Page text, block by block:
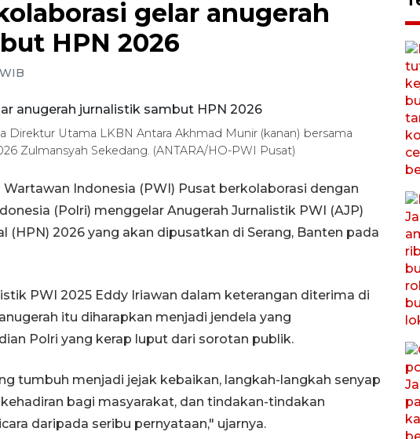
gelar anugerah
HPN 2026
Direktur Utama LKBN Antara Akhmad Munir (kanan) bersama
Zulmansyah Sekedang. (ANTARA/HO-PWI Pusat)
Wartawan Indonesia (PWI) Pusat berkolaborasi dengan
(Polri) menggelar Anugerah Jurnalistik PWI (AJP)
(HPN) 2026 yang akan dipusatkan di Serang, Banten pada
PWI 2025 Eddy Iriawan dalam keterangan diterima di
itu diharapkan menjadi jendela yang
Polri yang kerap luput dari sorotan publik.
tumbuh menjadi jejak kebaikan, langkah-langkah senyap
bagi masyarakat, dan tindakan-tindakan
daripada seribu pernyataan," ujarnya.